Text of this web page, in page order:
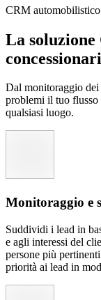
CRM
La
Dal monitoraggio dei
problemi il tuo
qualsiasi luogo.
Monitoraggio e
Suddividi i lead in
e agli interessi del
persone più
priorità ai lead in